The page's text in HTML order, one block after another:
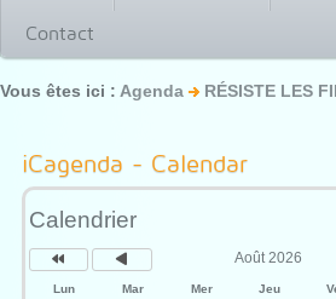
Contact
Vous êtes ici : Agenda RÉSISTE LES
iCagenda - Calendar
Calendrier
précédente précédent
Août 2026
Lun Mar Mer Jeu